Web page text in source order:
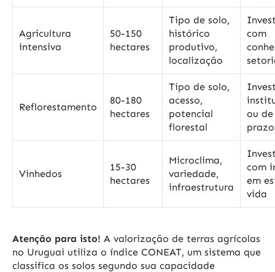
Agricultura
intensiva
50-150
hectares
Tipo de solo,
histórico
produtivo,
localização
com
Reflorestamento
80-180
hectares
Tipo de solo,
acesso,
potencial
florestal
ou
prazo
Vinhedos
15-30
hectares
Microclima,
variedade,
infraestrutura
com
em
vida
Atenção para isto! A valorização de terras agrícolas
no Uruguai utiliza o índice CONEAT, um sistema que
classifica os solos segundo sua capacidade